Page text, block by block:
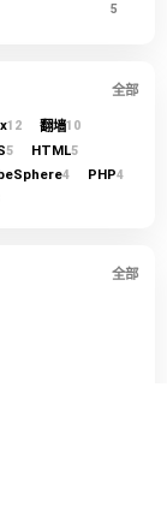
5
全部
12 翻墙10
5 HTML5
4 PHP4
全部